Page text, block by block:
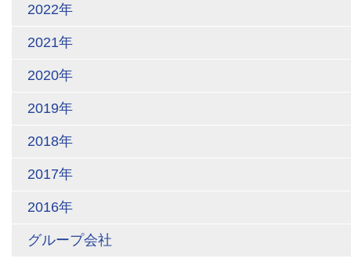
2022年
2021年
2020年
2019年
2018年
2017年
2016年
グループ会社